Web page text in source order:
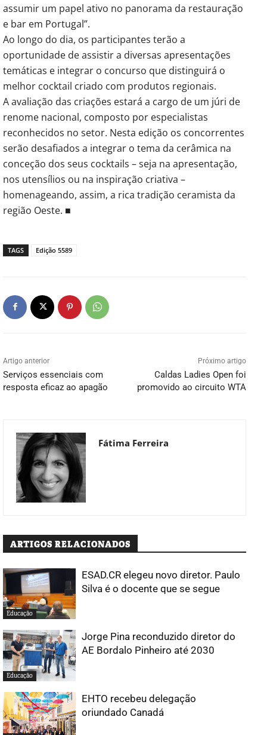
assumir um papel ativo no panorama da restauração
e bar em Portugal”.
Ao longo do dia, os participantes terão a
oportunidade de assistir a diversas apresentações
temáticas e integrar o concurso que distinguirá o
melhor cocktail criado com produtos regionais.
A avaliação das criações estará a cargo de um júri de
renome nacional, composto por especialistas
reconhecidos no setor. Nesta edição os concorrentes
serão desafiados a integrar o tema da cerâmica na
conceção dos seus cocktails – seja na apresentação,
nos utensílios ou na inspiração criativa –
homenageando, assim, a rica tradição ceramista da
região Oeste. ■
TAGS Edição 5589
Artigo anterior
Serviços essenciais com
resposta eficaz ao apagão
Próximo artigo
Caldas Ladies Open foi
promovido ao circuito WTA
Fátima Ferreira
ARTIGOS RELACIONADOS
Educação
ESAD.CR elegeu novo diretor. Paulo
Silva é o docente que se segue
Educação
Jorge Pina reconduzido diretor do
AE Bordalo Pinheiro até 2030
EHTO recebeu delegação
oriundado Canadá